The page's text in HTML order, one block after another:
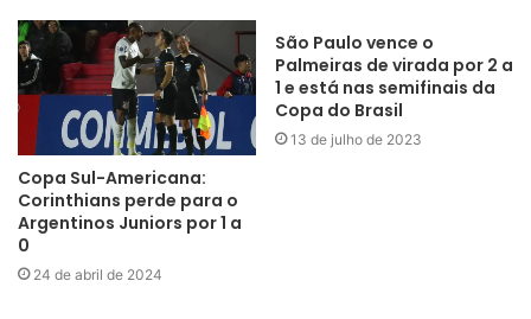
Copa Sul-Americana:
Corinthians perde para o
Argentinos Juniors por 1 a
0
24 de abril de 2024
São Paulo vence o
Palmeiras de virada por 2 a
1 e está nas semifinais da
Copa do Brasil
13 de julho de 2023